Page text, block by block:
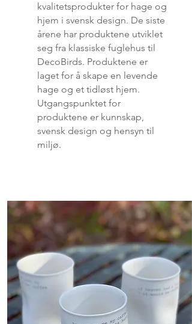
kvalitetsprodukter for hage og
hjem i svensk design. De siste
årene har produktene utviklet
seg fra klassiske fuglehus til
DecoBirds. Produktene er
laget for å skape en levende
hage og et tidløst hjem.
Utgangspunktet for
produktene er kunnskap,
svensk design og hensyn til
miljø.